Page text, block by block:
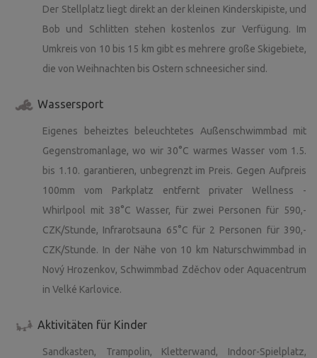
Der Stellplatz liegt direkt an der kleinen Kinderskipiste, und
Bob und Schlitten stehen kostenlos zur Verfügung. Im
Umkreis von 10 bis 15 km gibt es mehrere große Skigebiete,
die von Weihnachten bis Ostern schneesicher sind.
Wassersport
Eigenes beheiztes beleuchtetes Außenschwimmbad mit
Gegenstromanlage, wo wir 30°C warmes Wasser vom 1.5.
bis 1.10. garantieren, unbegrenzt im Preis. Gegen Aufpreis
100mm vom Parkplatz entfernt privater Wellness -
Whirlpool mit 38°C Wasser, für zwei Personen für 590,-
CZK/Stunde, Infrarotsauna 65°C für 2 Personen für 390,-
CZK/Stunde. In der Nähe von 10 km Naturschwimmbad in
Nový Hrozenkov, Schwimmbad Zděchov oder Aquacentrum
in Velké Karlovice.
Aktivitäten für Kinder
Sandkasten, Trampolin, Kletterwand, Indoor-Spielplatz,